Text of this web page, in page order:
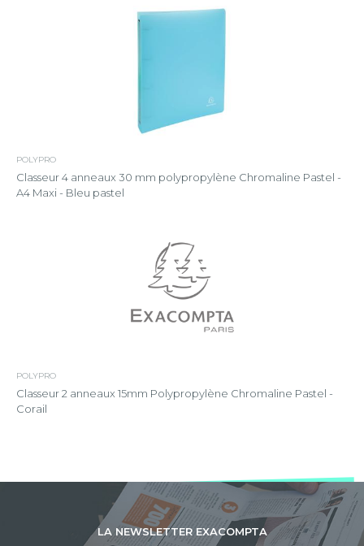
POLYPRO
Classeur 4 anneaux 30 mm polypropylène Chromaline Pastel -
A4 Maxi - Bleu pastel
POLYPRO
Classeur 2 anneaux 15mm Polypropylène Chromaline Pastel -
Corail
LA NEWSLETTER EXACOMPTA